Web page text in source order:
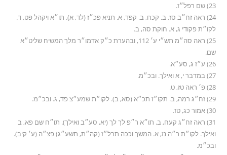
23) שם רפל״ז.
24) ראה זח״ב סז, ב. קכח, ב. קפד, א. תניא פכ״ז (לד, א). תו״א ויקהל פט, ד.
לקו״ת פקודי ג, א. חוקת סה, ב.
25) ראה סה״מ תש״י ע׳ 112, ובהערת כ״ק אדמו״ר מלך המשיח שליט״א
שם.
26) ע״ז ג, סע״א.
27) במדבר י, א ואילך. ובכ״מ.
28) פ׳ ראה טז, ט.
29) זח״ג רמה, ב. תקו״ז תכ״א (סא, ב). לקו״ת שמע״צ פד, ג. ובכ״מ.
30) אמור כג, טז.
31) ראה זח״ג קעח, ב. תו״א ר״פ לך לך (יא, סע״ב ואילך). תו״ח שם פא, ב
ואילך. לקו״ת ר״ה נז, א. המשך וככה תרל״ז (קה״ת, תשע״ג) פצ״ה (ע׳ קיב).
ובכ״מ.